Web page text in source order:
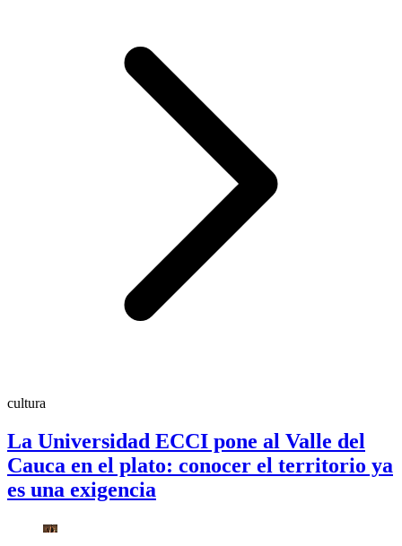
cultura
La Universidad ECCI pone al Valle del
Cauca en el plato: conocer el territorio ya
es una exigencia